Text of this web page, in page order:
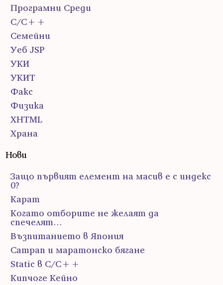
Програмни Среди
С/С++
Семейни
Уеб JSP
УКИ
УКИТ
Факс
Физика
ХHTML
Храна
Нови
Защо първият елемент на масив е с индекс
0?
Карат
Когато отборите не желаят да
спечелят…
Възпитанието в Япония
Сатрап и маратонско бягане
Static в C/C++
Кипчоге Кейно